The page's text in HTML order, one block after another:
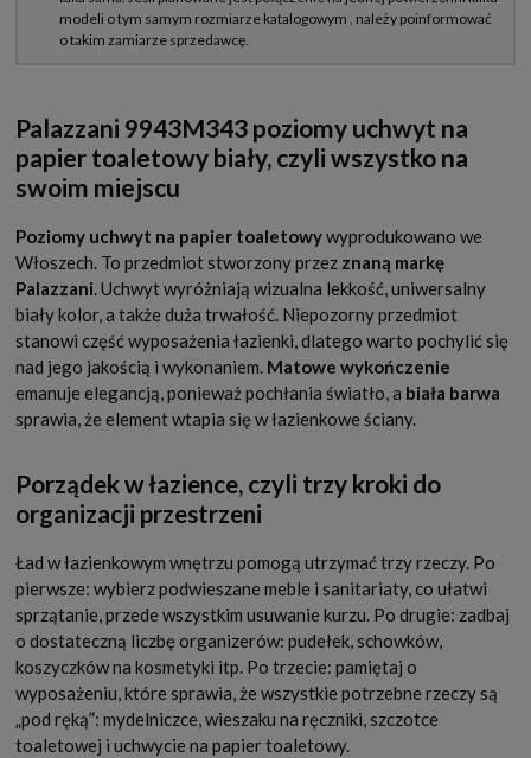
Palazzani 9943M343 poziomy uchwyt na
papier toaletowy biały, czyli wszystko na
swoim miejscu
Poziomy uchwyt na papier toaletowywyprodukowano we
Włoszech. To przedmiot stworzony przez znaną markę
Palazzani. Uchwyt wyróżniają wizualna lekkość, uniwersalny
biały kolor, a także duża trwałość. Niepozorny przedmiot
stanowi część wyposażenia łazienki, dlatego warto pochylić się
nad jego jakością i wykonaniem. Matowe wykończenie
emanuje elegancją, ponieważ pochłania światło, a biała barwa
sprawia, że element wtapia się w łazienkowe ściany.
Porządek w łazience, czyli trzy kroki do
organizacji przestrzeni
Ład w łazienkowym wnętrzu pomogą utrzymać trzy rzeczy. Po
pierwsze: wybierz podwieszane meble i sanitariaty, co ułatwi
sprzątanie, przede wszystkim usuwanie kurzu. Po drugie: zadbaj
o dostateczną liczbę organizerów: pudełek, schowków,
koszyczków na kosmetyki itp. Po trzecie: pamiętaj o
wyposażeniu, które sprawia, że wszystkie potrzebne rzeczy są
„pod ręką”: mydelniczce, wieszaku na ręczniki, szczotce
toaletowej i uchwycie na papier toaletowy.